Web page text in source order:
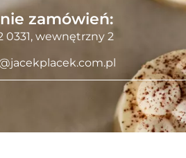
zamówień:
0331, wewnętrzny 2